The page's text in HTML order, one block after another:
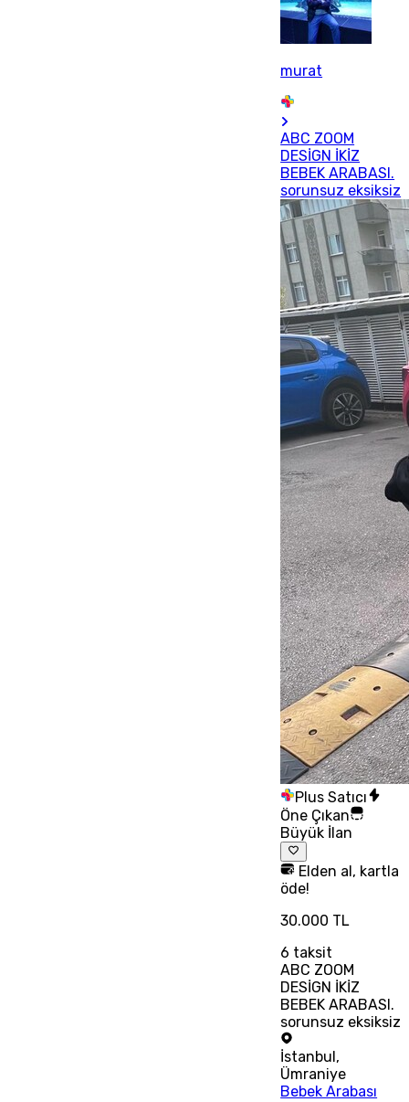
murat
ABC ZOOM
DESİGN İKİZ
BEBEK ARABASI.
sorunsuz eksiksiz
Plus Satıcı
Öne Çıkan
Büyük İlan
Elden al, kartla
öde!
30.000 TL
6 taksit
ABC ZOOM
DESİGN İKİZ
BEBEK ARABASI.
sorunsuz eksiksiz
İstanbul ,
Ümraniye
Bebek Arabası